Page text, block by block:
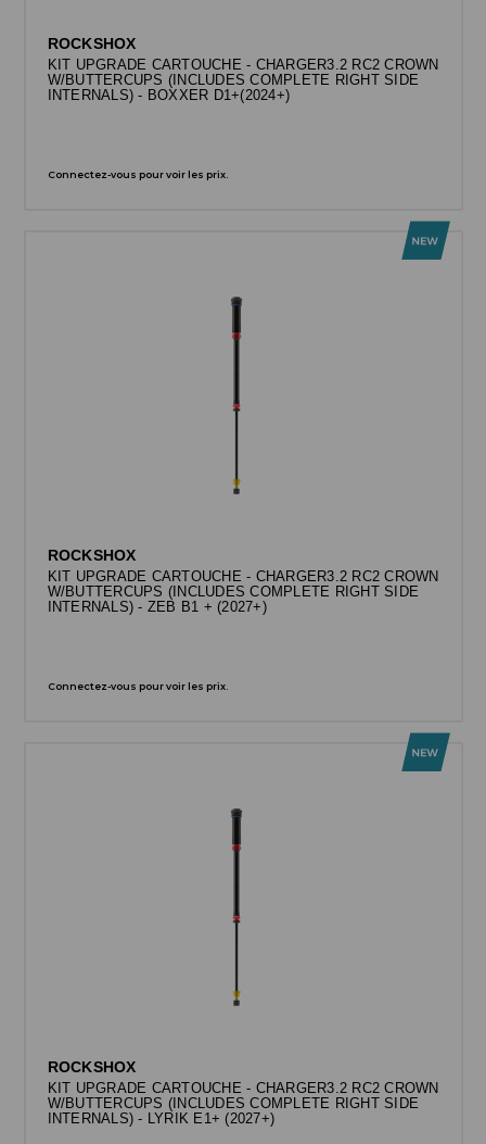
ROCKSHOX
KIT UPGRADE CARTOUCHE - CHARGER3.2 RC2 CROWN
W/BUTTERCUPS (INCLUDES COMPLETE RIGHT SIDE
INTERNALS) - BOXXER D1+(2024+)
Connectez-vous pour voir les prix.
ROCKSHOX
KIT UPGRADE CARTOUCHE - CHARGER3.2 RC2 CROWN
W/BUTTERCUPS (INCLUDES COMPLETE RIGHT SIDE
INTERNALS) - ZEB B1 + (2027+)
Connectez-vous pour voir les prix.
ROCKSHOX
KIT UPGRADE CARTOUCHE - CHARGER3.2 RC2 CROWN
W/BUTTERCUPS (INCLUDES COMPLETE RIGHT SIDE
INTERNALS) - LYRIK E1+ (2027+)